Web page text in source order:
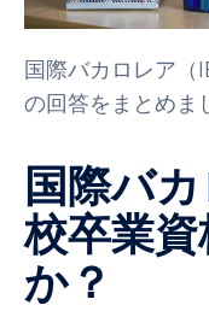
国際バカロレア（
の回答をまとめま
国際バ
校卒業
か？